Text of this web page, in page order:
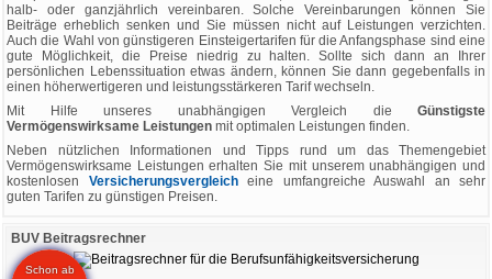
halb- oder ganzjährlich vereinbaren. Solche Vereinbarungen können Sie
Beiträge erheblich senken und Sie müssen nicht auf Leistungen verzichten.
Auch die Wahl von günstigeren Einsteigertarifen für die Anfangsphase sind eine
gute Möglichkeit, die Preise niedrig zu halten. Sollte sich dann an Ihrer
persönlichen Lebenssituation etwas ändern, können Sie dann gegebenfalls in
einen höherwertigeren und leistungsstärkeren Tarif wechseln.
Mit Hilfe unseres unabhängigen Vergleich die Günstigste
Vermögenswirksame Leistungen mit optimalen Leistungen finden.
Neben nützlichen Informationen und Tipps rund um das Themengebiet
Vermögenswirksame Leistungen erhalten Sie mit unserem unabhängigen und
kostenlosen Versicherungsvergleicheine umfangreiche Auswahl an sehr
guten Tarifen zu günstigen Preisen.
BUV Beitragsrechner
Schon ab